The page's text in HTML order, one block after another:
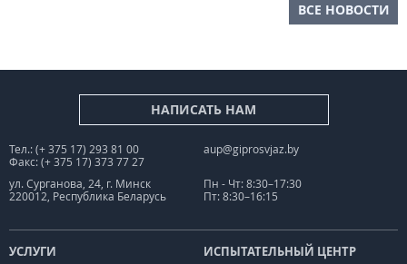
ВСЕ НОВОСТИ
НАПИСАТЬ НАМ
Тел.: (+ 375 17) 293 81 00
Факс: (+ 375 17) 373 77 27
aup@giprosvjaz.by
ул. Сурганова, 24, г. Минск
220012, Республика Беларусь
Пн - Чт: 8:30–17:30
Пт: 8:30–16:15
УСЛУГИ
ИСПЫТАТЕЛЬНЫЙ ЦЕНТР